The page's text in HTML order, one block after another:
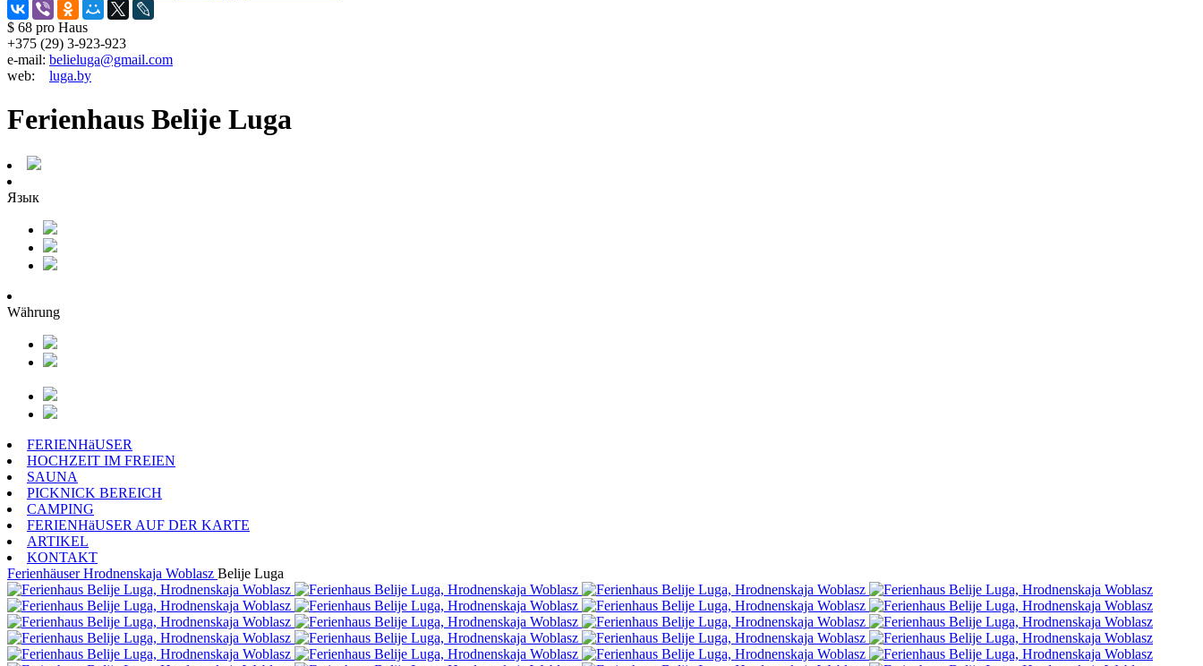
$ 68 pro Haus
+375 (29) 3-923-923
e-mail: belieluga@gmail.com
web: luga.by
Ferienhaus Belije Luga
Язык
Währung
FERIENHäUSER
HOCHZEIT IM FREIEN
SAUNA
PICKNICK BEREICH
CAMPING
FERIENHäUSER AUF DER KARTE
ARTIKEL
KONTAKT
Ferienhäuser Hrodnenskaja Woblasz Belije Luga